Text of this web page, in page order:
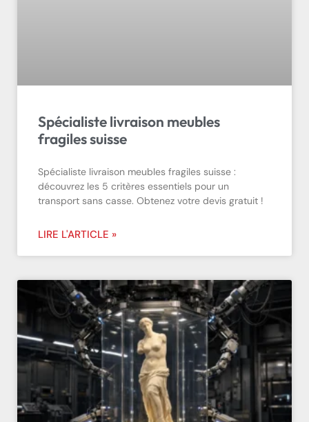
Spécialiste livraison meubles
fragiles suisse
Spécialiste livraison meubles fragiles suisse :
découvrez les 5 critères essentiels pour un
transport sans casse. Obtenez votre devis gratuit !
LIRE L'ARTICLE »